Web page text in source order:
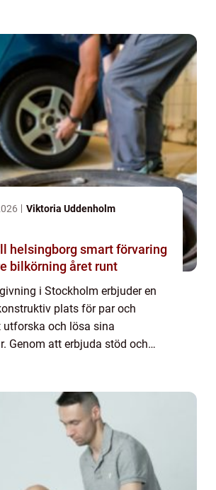
Viktoria Uddenholm
smart förvaring
bilkörning året runt
i Stockholm erbjuder en
plats för par och
och lösa sina
Genom att erbjuda stöd och